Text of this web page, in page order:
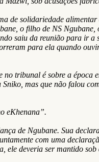
de solidariedade
o filho de NS
saiu da reunião para ir a
para ela quando
tribunal é sobre a
mas que não falou
eKhenana”.
de Ngubane. Sua
com uma
ele deveria ser mantido sob